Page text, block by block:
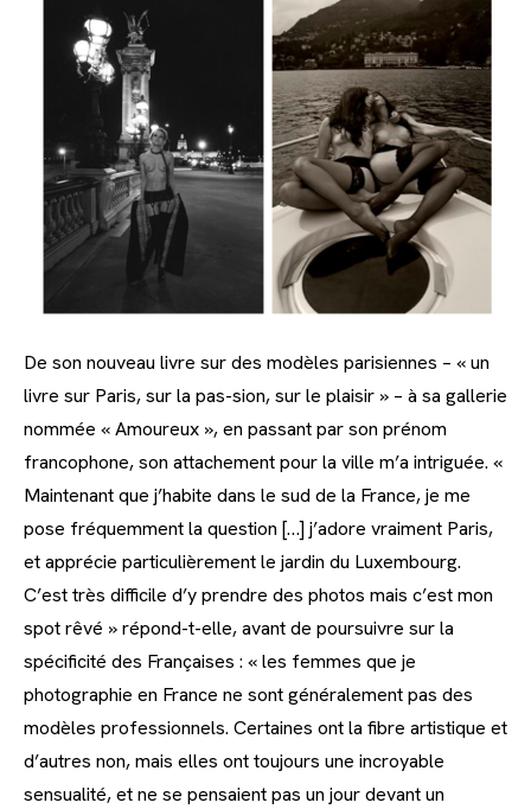
De son nouveau livre sur des modèles parisiennes – « un
livre sur Paris, sur la pas-sion, sur le plaisir » – à sa gallerie
nommée « Amoureux », en passant par son prénom
francophone, son attachement pour la ville m’a intriguée. «
Maintenant que j’habite dans le sud de la France, je me
pose fréquemment la question […] j’adore vraiment Paris,
et apprécie particulièrement le jardin du Luxembourg.
C’est très difficile d’y prendre des photos mais c’est mon
spot rêvé » répond-t-elle, avant de poursuivre sur la
spécificité des Françaises : « les femmes que je
photographie en France ne sont généralement pas des
modèles professionnels. Certaines ont la fibre artistique et
d’autres non, mais elles ont toujours une incroyable
sensualité, et ne se pensaient pas un jour devant un